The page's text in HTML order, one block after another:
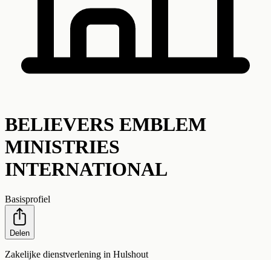
BELIEVERS EMBLEM
MINISTRIES
INTERNATIONAL
Basisprofiel
Delen
Zakelijke dienstverlening in Hulshout